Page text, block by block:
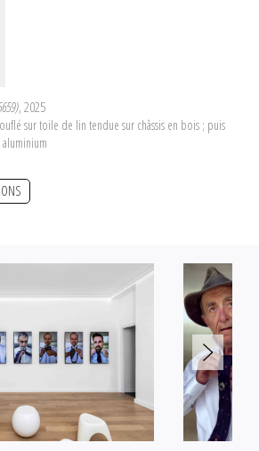
, 2025
sur toile de lin tendue sur châssis en bois ; puis
aluminium